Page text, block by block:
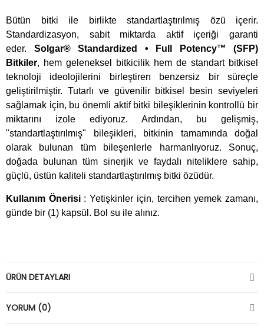
Bütün bitki ile birlikte standartlaştırılmış özü içerir.
Standardizasyon, sabit miktarda aktif içeriği garanti
eder. Solgar® Standardized • Full Potency™ (SFP)
Bitkiler, hem geleneksel bitkicilik hem de standart bitkisel
teknoloji ideolojilerini birleştiren benzersiz bir süreçle
geliştirilmiştir. Tutarlı ve güvenilir bitkisel besin seviyeleri
sağlamak için, bu önemli aktif bitki bileşiklerinin kontrollü bir
miktarını izole ediyoruz. Ardından, bu gelişmiş,
"standartlaştırılmış" bileşikleri, bitkinin tamamında doğal
olarak bulunan tüm bileşenlerle harmanlıyoruz. Sonuç,
doğada bulunan tüm sinerjik ve faydalı niteliklere sahip,
güçlü, üstün kaliteli standartlaştırılmış bitki özüdür.
Kullanım Önerisi: Yetişkinler için, tercihen yemek zamanı,
günde bir (1) kapsül. Bol su ile alınız.
ÜRÜN DETAYLARI
YORUM (0)